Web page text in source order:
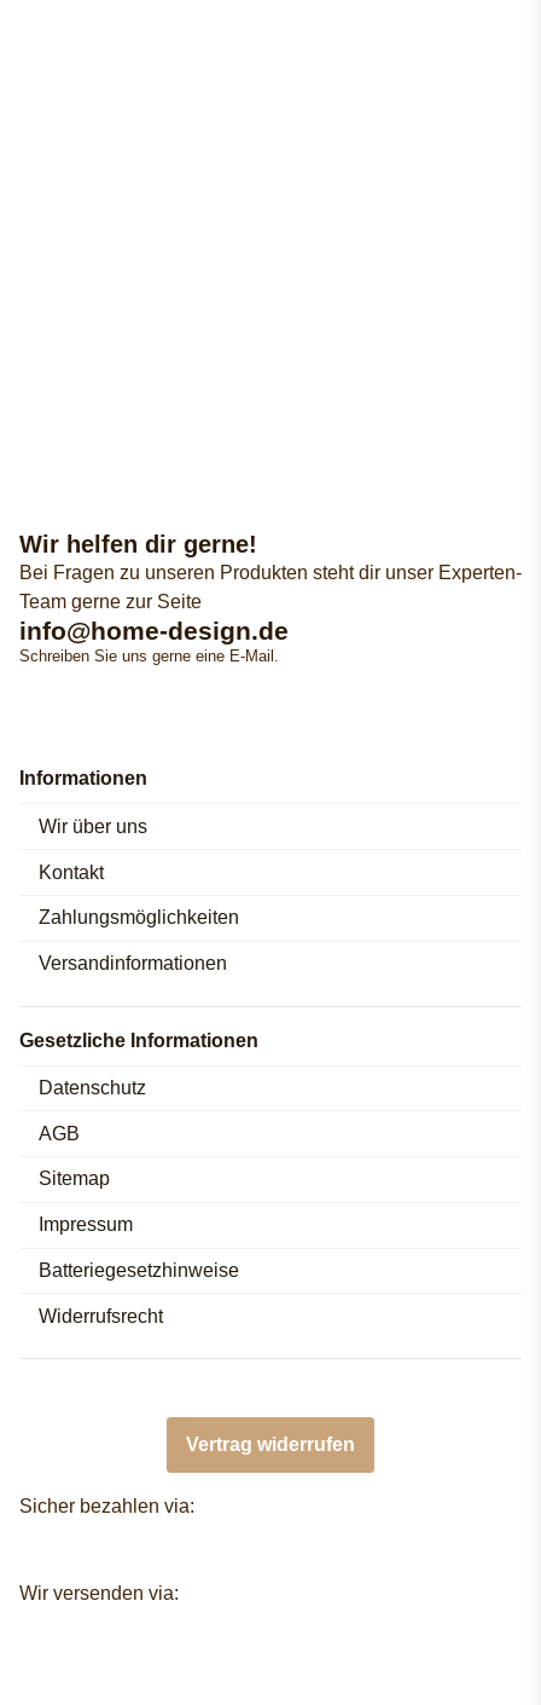
Wir helfen dir gerne!
Bei Fragen zu unseren Produkten steht dir unser Experten-
Team gerne zur Seite
info@home-design.de
Schreiben Sie uns gerne eine E-Mail.
Informationen
Wir über uns
Kontakt
Zahlungsmöglichkeiten
Versandinformationen
Gesetzliche Informationen
Datenschutz
AGB
Sitemap
Impressum
Batteriegesetzhinweise
Widerrufsrecht
Vertrag widerrufen
Sicher bezahlen via:
Wir versenden via: